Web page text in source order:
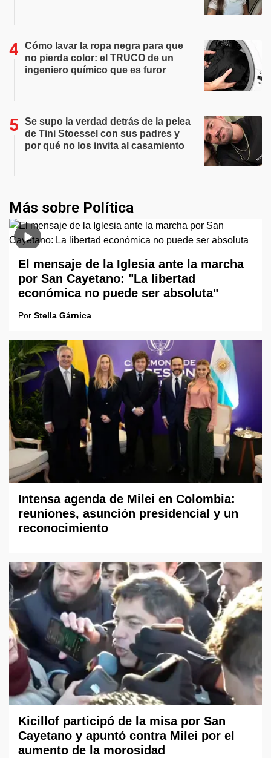
Cómo lavar la ropa negra para que
no pierda color: el TRUCO de un
ingeniero químico que es furor
Se supo la verdad detrás de la pelea
de Tini Stoessel con sus padres y
por qué no los invita al casamiento
Más sobre Política
El mensaje de la Iglesia ante la marcha
por San Cayetano: "La libertad
económica no puede ser absoluta"
Por Stella Gárnica
Intensa agenda de Milei en Colombia:
reuniones, asunción presidencial y un
reconocimiento
Kicillof participó de la misa por San
Cayetano y apuntó contra Milei por el
aumento de la morosidad